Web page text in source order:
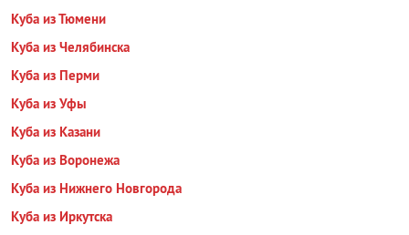
Куба из Тюмени
Куба из Челябинска
Куба из Перми
Куба из Уфы
Куба из Казани
Куба из Воронежа
Куба из Нижнего Новгорода
Куба из Иркутска